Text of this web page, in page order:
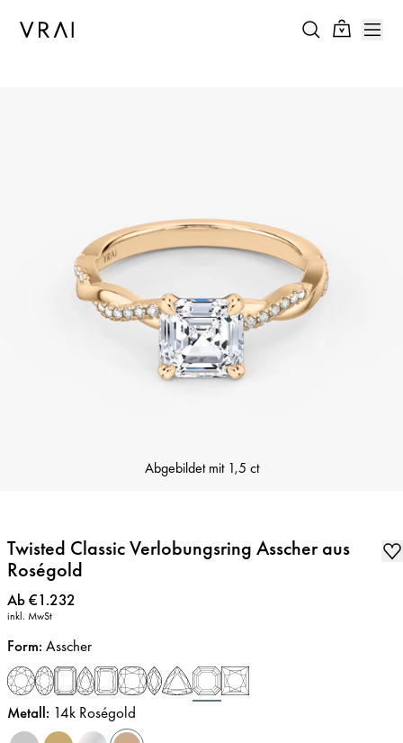
Abgebildet mit 1,5 ct
Twisted Classic Verlobungsring Asscher aus
Roségold
Preis:
Ab €1.232
inkl. MwSt
Form: Asscher
Metall: 14k Roségold